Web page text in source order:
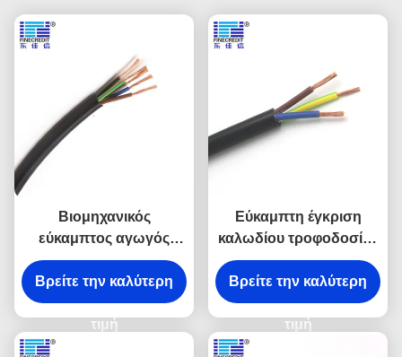
Βιομηχανικός
εύκαμπτος αγωγός
χαλκού πυρήνων Muti
καλωδίων H05VVF 0.5-
6mm2
Βρείτε την καλύτερη
τιμή
Εύκαμπτη έγκριση
καλωδίου τροφοδοσίας
VDE PVC h05v2v2-φ
2x0.75mm2 300/500V
Βρείτε την καλύτερη
τιμή